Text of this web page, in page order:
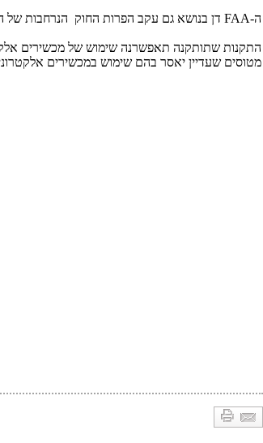
ה-FAA דן בנושא גם עקב הפרות החוק הנרחבות של
התקנות שתותקנה תאפשרנה שימוש של מכשירים
מטוסים שעדיין יאסר בהם שימוש במכשירים